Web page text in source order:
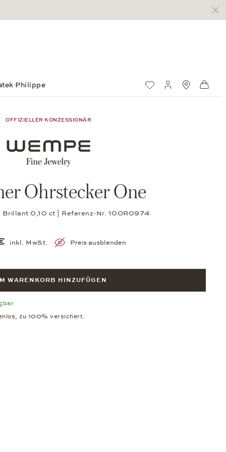
Philippe WunschlisteMein Konto
OFFIZIELLER KONZESSIONÄR
Ohrstecker One
Brillant 0,10 ct | Referenz-Nr. 10OR0974
inkl. MwSt. Preis ausblenden
WARENKORB HINZUFÜGEN
zu 100% versichert.